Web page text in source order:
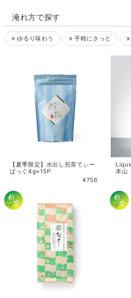
淹れ方で探す
ゆるり味わう 手軽にさっと
【夏季限定】水出し煎茶てぃー
ばっぐ4g×15P
¥756
本山